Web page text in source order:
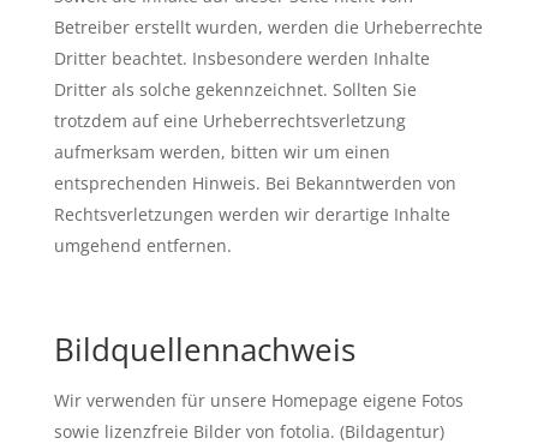
Betreiber erstellt wurden, werden die Urheberrechte
Dritter beachtet. Insbesondere werden Inhalte
Dritter als solche gekennzeichnet. Sollten Sie
trotzdem auf eine Urheberrechtsverletzung
aufmerksam werden, bitten wir um einen
entsprechenden Hinweis. Bei Bekanntwerden von
Rechtsverletzungen werden wir derartige Inhalte
umgehend entfernen.
Bildquellennachweis
Wir verwenden für unsere Homepage eigene Fotos
sowie lizenzfreie Bilder von fotolia. (Bildagentur)